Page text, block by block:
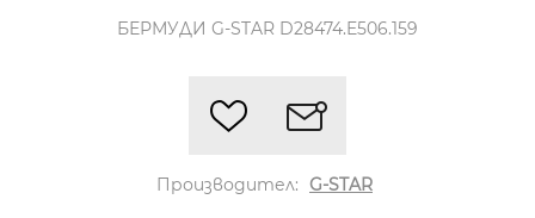
БЕРМУДИ G-STAR D28474.E506.159
Производител: G-STAR